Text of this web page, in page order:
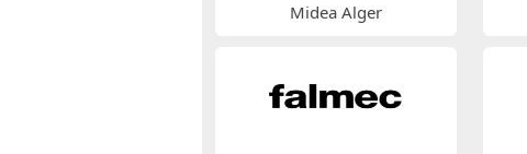
Midea Alger